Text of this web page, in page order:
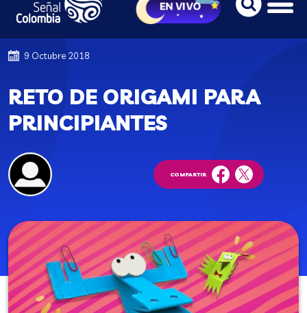
9 Octubre 2018
RETO DE ORIGAMI PARA
PRINCIPIANTES
COMPARTIR